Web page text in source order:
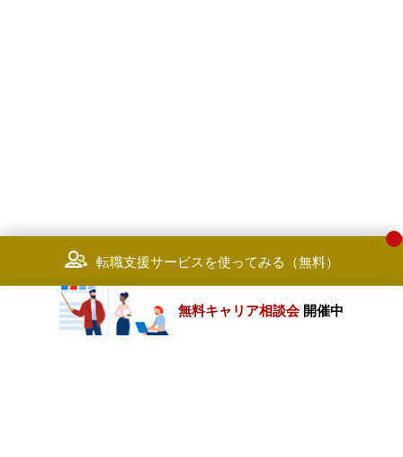
転職支援サービスを使ってみる（無料）
無料キャリア相談会 開催中